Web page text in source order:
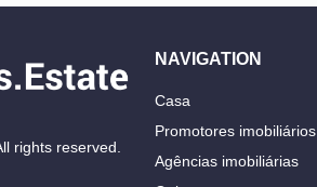
rights reserved.
NAVIGATION
Casa
Promotores imobiliários
Agências imobiliárias